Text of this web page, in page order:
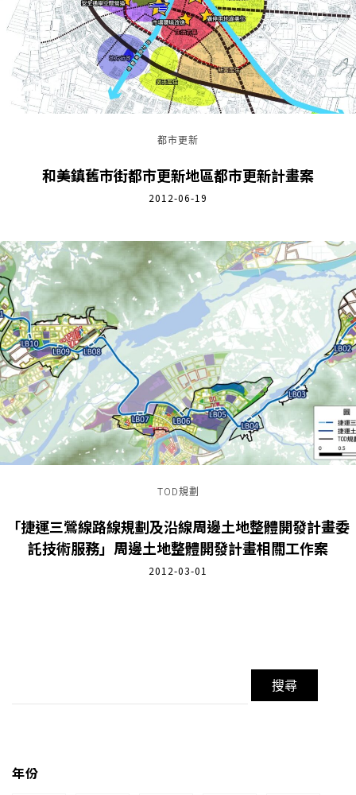
都市更新
和美鎮舊市街都市更新地區都市更新計畫案
2012-06-19
TOD規劃
「捷運三鶯線路線規劃及沿線周邊土地整體開發計畫委
託技術服務」周邊土地整體開發計畫相關工作案
2012-03-01
年份